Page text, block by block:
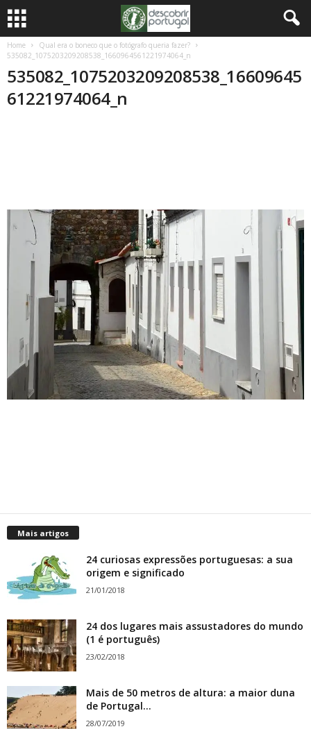
Home
Qual era o boneco que o fotógrafo queria fazer?
535082_1075203209208538_1660964561221974064_n
535082_1075203209208538_16609645
61221974064_n
Mais artigos
24 curiosas expressões portuguesas: a sua
origem e significado
21/01/2018
24 dos lugares mais assustadores do mundo
(1 é português)
23/02/2018
Mais de 50 metros de altura: a maior duna
de Portugal...
28/07/2019